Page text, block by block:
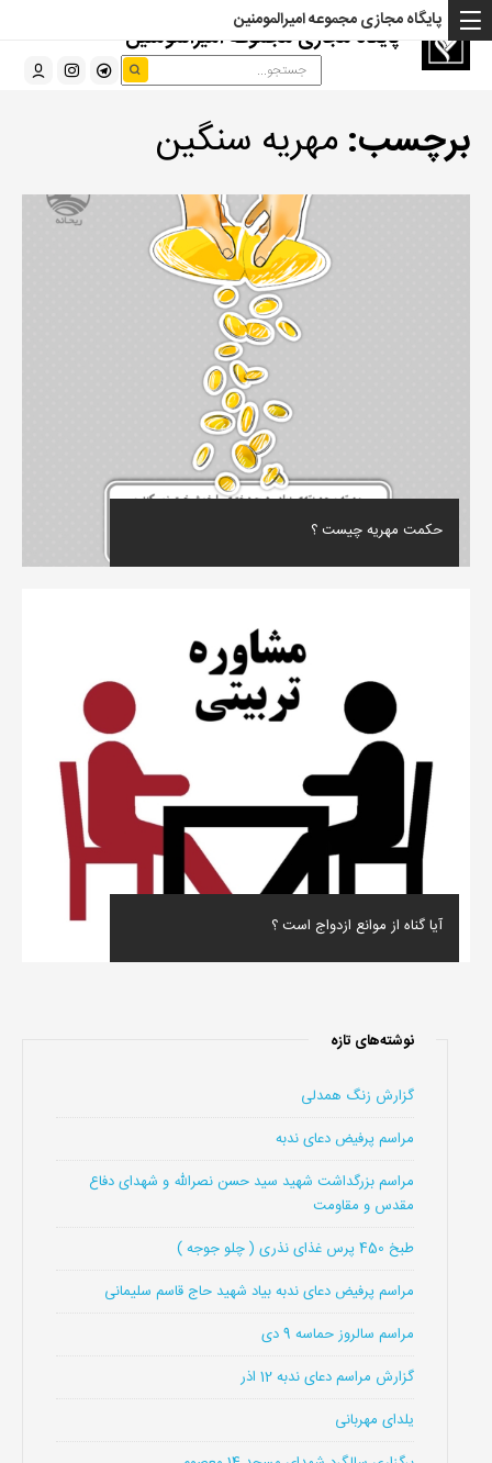
پایگاه مجازی مجموعه امیرالمومنین
پایگاه مجازی مجموعه امیرالمومنین
برچسب: مهریه سنگین
حکمت مهریه چیست ؟
آیا گناه از موانع ازدواج است ؟
نوشته‌های تازه
گزارش زنگ همدلی
مراسم پرفیض دعای ندبه
مراسم بزرگداشت شهید سید حسن نصرالله و شهدای دفاع
مقدس و مقاومت
طبخ 450 پرس غذای نذری ( چلو جوجه )
مراسم پرفیض دعای ندبه بیاد شهید حاج قاسم سلیمانی
مراسم سالروز حماسه 9 دی
گزارش مراسم دعای ندبه 12 اذر
یلدای مهربانی